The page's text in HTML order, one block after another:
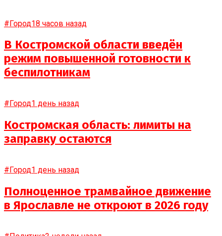
#Город18 часов назад
В Костромской области введён
режим повышенной готовности к
беспилотникам
#Город1 день назад
Костромская область: лимиты на
заправку остаются
#Город1 день назад
Полноценное трамвайное движение
в Ярославле не откроют в 2026 году